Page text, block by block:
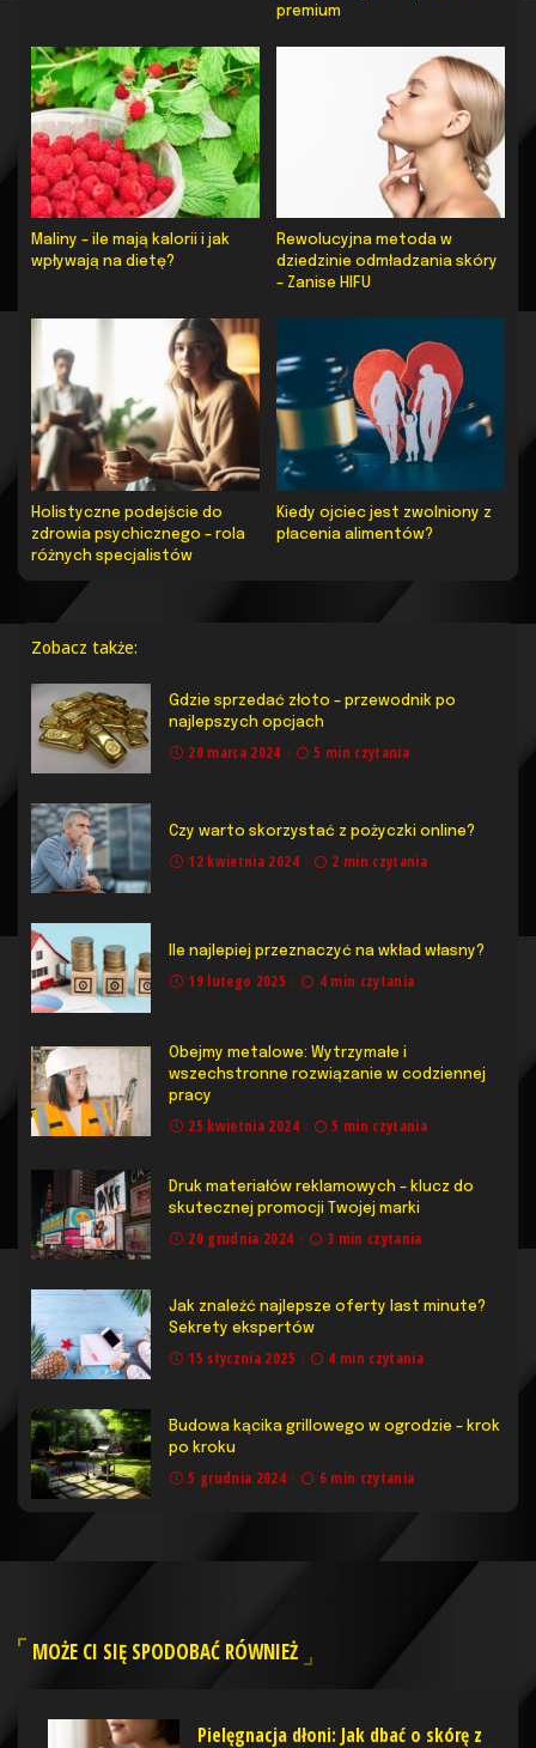
premium
Maliny – ile mają kalorii i jak
wpływają na dietę?
Rewolucyjna metoda w
dziedzinie odmładzania skóry
– Zanise HIFU
Holistyczne podejście do
zdrowia psychicznego – rola
różnych specjalistów
Kiedy ojciec jest zwolniony z
płacenia alimentów?
Zobacz także:
Gdzie sprzedać złoto – przewodnik po
najlepszych opcjach
20 marca 2024 5 min czytania
Czy warto skorzystać z pożyczki online?
12 kwietnia 2024 2 min czytania
Ile najlepiej przeznaczyć na wkład własny?
19 lutego 2025 4 min czytania
Obejmy metalowe: Wytrzymałe i
wszechstronne rozwiązanie w codziennej
pracy
25 kwietnia 2024 5 min czytania
Druk materiałów reklamowych – klucz do
skutecznej promocji Twojej marki
20 grudnia 2024 3 min czytania
Jak znaleźć najlepsze oferty last minute?
Sekrety ekspertów
15 stycznia 2025 4 min czytania
Budowa kącika grillowego w ogrodzie – krok
po kroku
5 grudnia 2024 6 min czytania
MOŻE CI SIĘ SPODOBAĆ RÓWNIEŻ
Pielęgnacja dłoni: Jak dbać o skórę z